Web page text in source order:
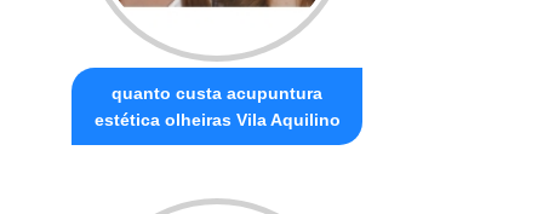
quanto custa acupuntura
estética olheiras Vila Aquilino